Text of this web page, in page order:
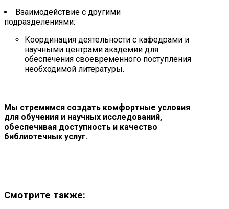
Взаимодействие с другими
подразделениями:
Координация деятельности с кафедрами и
научными центрами академии для
обеспечения своевременного поступления
необходимой литературы.
Мы стремимся создать комфортные условия
для обучения и научных исследований,
обеспечивая доступность и качество
библиотечных услуг.
Смотрите также: